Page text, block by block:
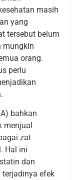
masih
yang
tersebut belum
mungkin
orang.
perlu
bahkan
menjual
zat
Hal ini
dan
efek